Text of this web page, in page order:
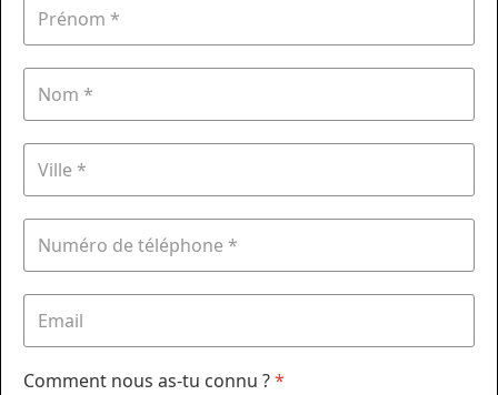
Comment nous as-tu connu ?*